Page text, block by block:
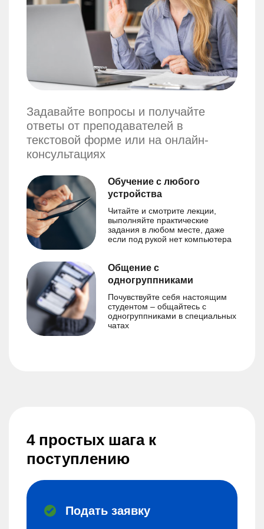
Задавайте вопросы и получайте
ответы от преподавателей в
текстовой форме или на онлайн-
консультациях
Обучение с любого
устройства
Читайте и смотрите лекции,
выполняйте практические
задания в любом месте, даже
если под рукой нет компьютера
Общение с
одногруппниками
Почувствуйте себя настоящим
студентом – общайтесь с
одногруппниками в специальных
чатах
4 простых шага к
поступлению
Подать заявку